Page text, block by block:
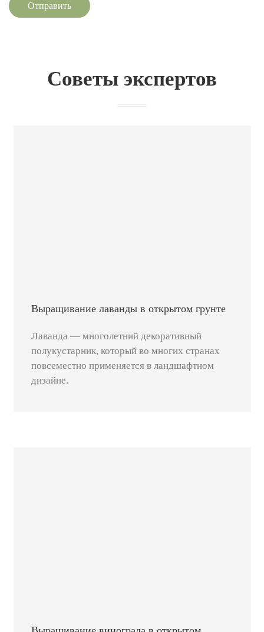
Отправить
Советы экспертов
Выращивание лаванды в открытом грунте
Лаванда — многолетний декоративный
полукустарник, который во многих странах
повсеместно применяется в ландшафтном
дизайне.